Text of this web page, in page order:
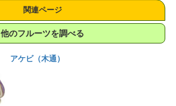
関連ページ
他のフルーツを調べる
アケビ（木通）